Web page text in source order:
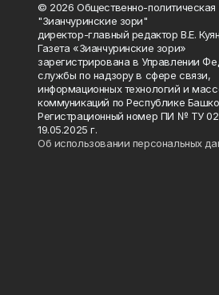
© 2026 Общественно-политическая
"Зианчуринские зори"
директор-главный редактор В.Е.
Газета «Зианчуринские зори»
зарегистрирована в Управлении
службы по надзору в сфере связи,
информационных технологий и
коммуникаций по Республике
Регистрационный номер ПИ № ТУ 02
19.05.2025 г.
Об использовании персональных